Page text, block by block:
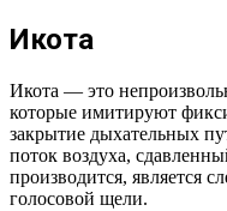
Икота
Икота — это
которые имитируют
закрытие дыхательных
поток воздуха,
производится, является
голосовой щели.